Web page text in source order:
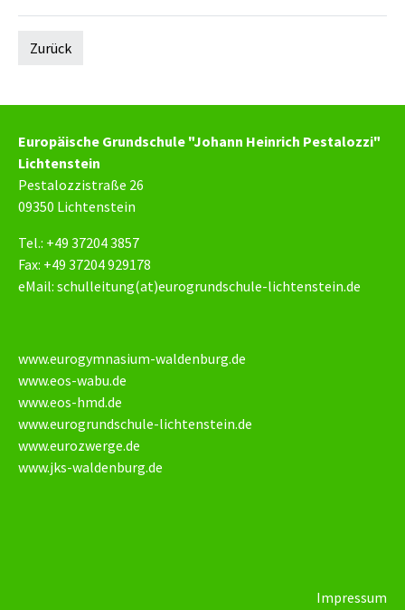
Zurück
Europäische Grundschule "Johann Heinrich Pestalozzi"
Lichtenstein
Pestalozzistraße 26
09350 Lichtenstein
Tel.: +49 37204 3857
Fax: +49 37204 929178
eMail: schulleitung(at)eurogrundschule-lichtenstein.de
www.eurogymnasium-waldenburg.de
www.eos-wabu.de
www.eos-hmd.de
www.eurogrundschule-lichtenstein.de
www.eurozwerge.de
www.jks-waldenburg.de
Impressum